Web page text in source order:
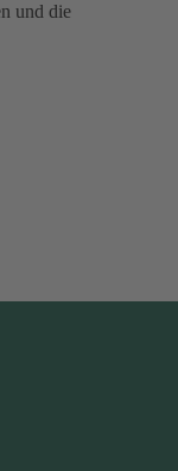
und die